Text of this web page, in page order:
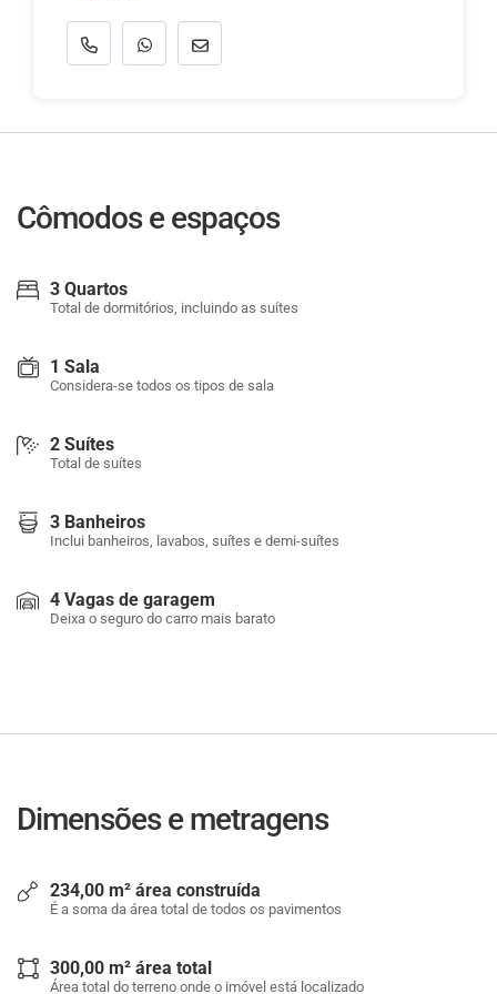
Cômodos e espaços
3 Quartos
Total de dormitórios, incluindo as suítes
1 Sala
Considera-se todos os tipos de sala
2 Suítes
Total de suítes
3 Banheiros
Inclui banheiros, lavabos, suítes e demi-suítes
4 Vagas de garagem
Deixa o seguro do carro mais barato
Dimensões e metragens
234,00 m² área construída
É a soma da área total de todos os pavimentos
300,00 m² área total
Área total do terreno onde o imóvel está localizado